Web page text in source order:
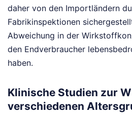
daher von den Importländern
Fabrikinspektionen
Abweichung in der
den Endverbraucher
haben.
Klinische Studien zur
verschiedenen